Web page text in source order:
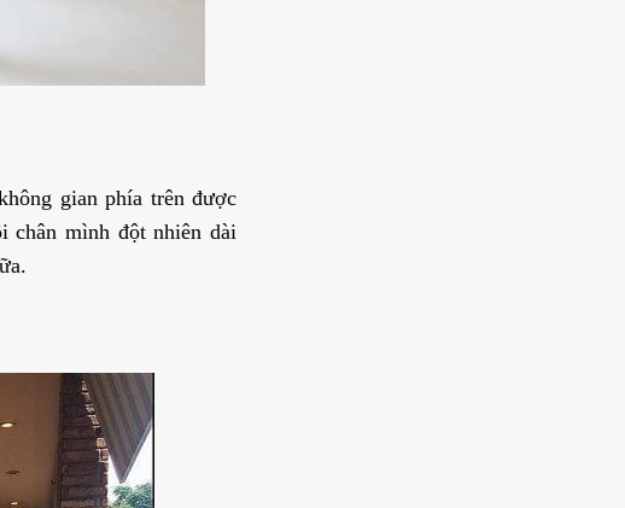
gian phía trên được
chân mình đột nhiên dài